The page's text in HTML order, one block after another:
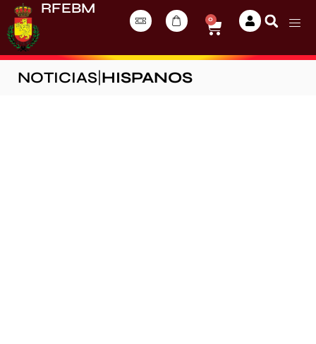
RFEBM
0
NOTICIAS HISPANOS